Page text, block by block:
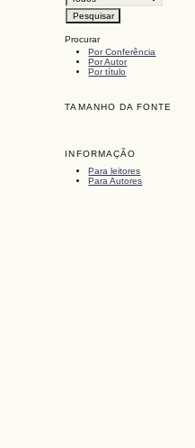
Procurar
Por Conferência
Por Autor
Por título
TAMANHO DA FONTE
INFORMAÇÃO
Para leitores
Para Autores